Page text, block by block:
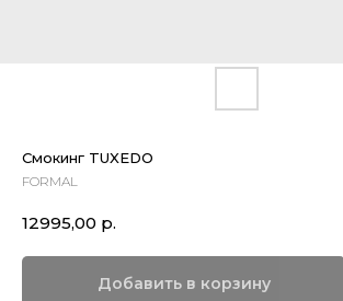
Смокинг TUXEDO
FORMAL
12995,00 р.
Добавить в корзину